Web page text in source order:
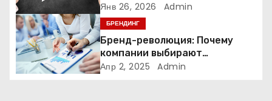
п
и
с
Янв 26, 2026 Admin
БРЕНДИНГ
Бренд-революция: Почему
компании выбирают
адаптивные логотипы?
Апр 2, 2025 Admin